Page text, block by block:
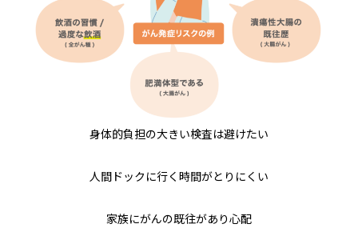
身体的負担の大きい検査は避けたい
人間ドックに行く時間がとりにくい
家族にがんの既往があり心配